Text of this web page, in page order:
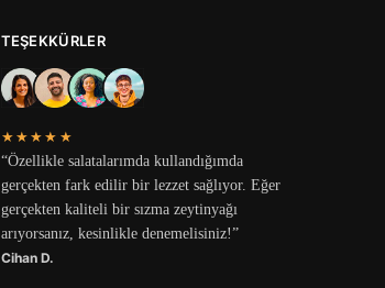
TEŞEKKÜRLER
★★★★★
“Özellikle salatalarımda kullandığımda
gerçekten fark edilir bir lezzet sağlıyor. Eğer
gerçekten kaliteli bir sızma zeytinyağı
arıyorsanız, kesinlikle denemelisiniz!”
Cihan D.